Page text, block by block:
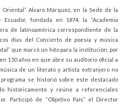
Oriental” Alvaro Márquez, en la Sede de la
fundada en 1874, la “Academia
de latinoamérica correspondiente de la
días del Concierto de poesía y música
que marcó un hito para la institución, por
150 años en que abre su auditorio oficial a
de un literato y artista extranjero no
se historió sobre este destacado
históricamente y reúne a referenciales
Participó de “Objetivo País” el Director